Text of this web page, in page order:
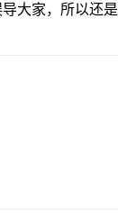
大家，所以还是